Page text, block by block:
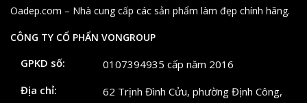
Oadep.com – Nhà cung cấp các sản phẩm làm đẹp chính hãng.
CÔNG TY CỔ PHẨN VONGROUP
GPKD số:
0107394935 cấp năm 2016
Địa chỉ:
62 Trịnh Đình Cửu, phường Định Công,